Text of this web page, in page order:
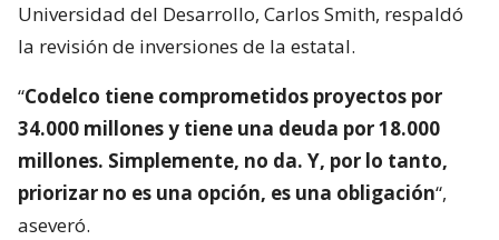
Universidad del Desarrollo, Carlos Smith, respaldó
la revisión de inversiones de la estatal.
“Codelco tiene comprometidos proyectos por
34.000 millones y tiene una deuda por 18.000
millones. Simplemente, no da. Y, por lo tanto,
priorizar no es una opción, es una obligación“,
aseveró.